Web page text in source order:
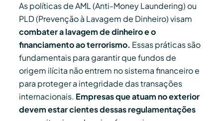
As políticas de AML (Anti-Money Laundering) ou
PLD (Prevenção à Lavagem de Dinheiro) visam
combater a lavagem de dinheiro e o
financiamento ao terrorismo. Essas práticas são
fundamentais para garantir que fundos de
origem ilícita não entrem no sistema financeiro e
para proteger a integridade das transações
internacionais. Empresas que atuam no exterior
devem estar cientes dessas regulamentações